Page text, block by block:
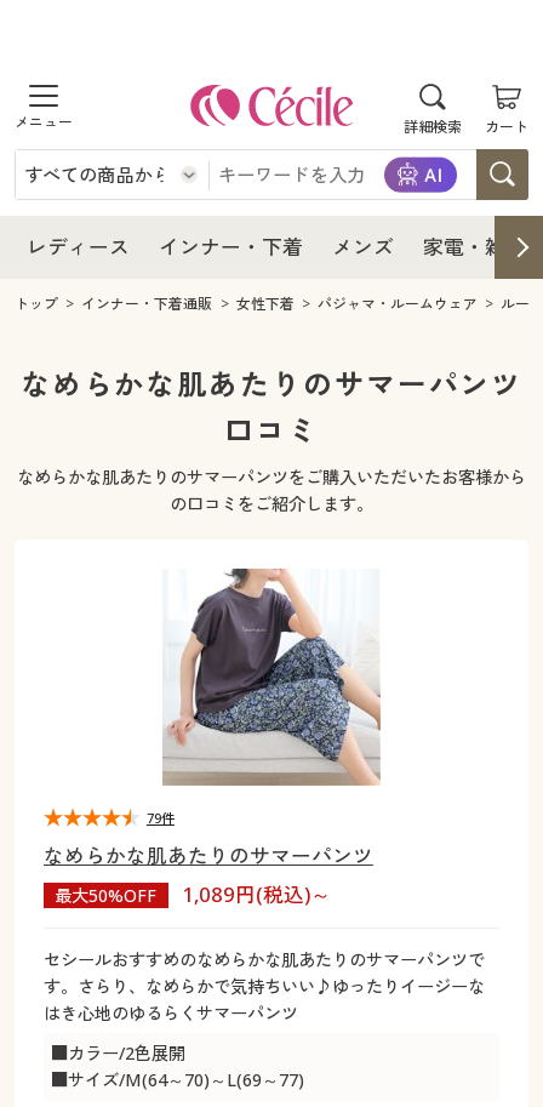
詳細検索 カート
商品を探す
レディース
レディースファッション
女性下着
インナー・下着
インナー・下着通販すべて
女性下着
ジュニア・ティーンズ下着
メンズ
メンズ通販すべて
家電・雑貨
寝具・インテリア・家具
寝具・インテリア・家具通販すべて
カーテン・ラグ・ファブリック
美容・健康・サプリメント
制服・スクールすべて
ジュニア・ティーンズ下着
大きいサイズ通販すべて
大きいサイズ レディース服
大きいサイズ レディース下着
大きいサイズ メンズ
大きいサイズ 事務・制服
カタログ
カタログ・チラシからのご注文
デジタルカタログ
カタログ無料プレゼント
レディース インナー・下着 メンズ 家電・雑貨
レディース
レディース通販すべて
レディースファッション
インナー・下着
インナー・下着通販すべて
ジュニア・ティーンズ下着
メンズ
キッチン・雑貨・日用品
寝具・インテリア・家具通販すべて
家具・収納
カーテン・ラグ・ファブリック
美容・健康通販すべて
制服・スクール
ジュニア・ティーンズ下着
大きいサイズ通販すべて
大きいサイズ レディース服
大きいサイズ レディース下着
大きいサイズ メンズ
大きいサイズ 事務・制服
シークレットセール
商品カテゴリ一覧
カタログ
カタログ・チラシからのご注文
カタログ無料プレゼント
会員メニュー
トップ インナー・下着通販 女性下着 パジャマ・ルームウェア ルー
なめらかな肌あたりのサマーパンツ
口コミ
なめらかな肌あたりのサマーパンツをご購入いただいたお客様から
の口コミをご紹介します。
なめらかな肌あたりのサマーパンツ
最大50%OFF 1,089円(税込)～
セシールおすすめのなめらかな肌あたりのサマーパンツで
す。さらり、なめらかで気持ちいい♪ゆったりイージーな
はき心地のゆるらくサマーパンツ
■カラー/2色展開
■サイズ/M(64～70)～L(69～77)
79件